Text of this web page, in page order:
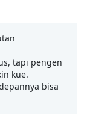
tapi pengen
kue.
bisa